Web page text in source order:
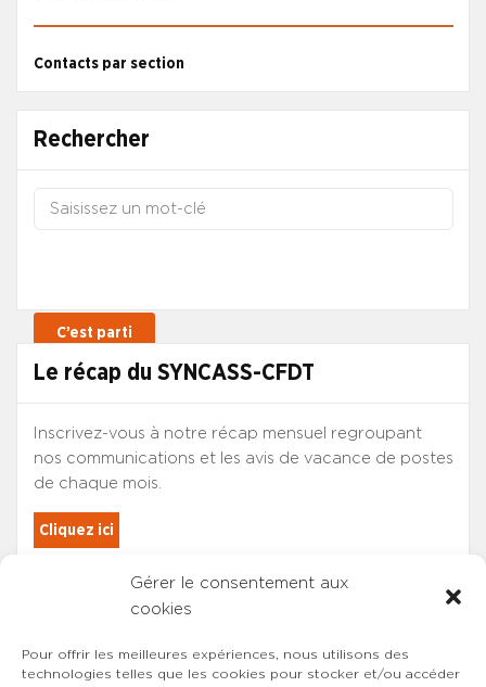
Gérer le consentement aux
cookies
Pour offrir les meilleures expériences, nous utilisons des
technologies telles que les cookies pour stocker et/ou accéder
Contacts par section
Rechercher
Le récap du SYNCASS-CFDT
Inscrivez-vous à notre récap mensuel regroupant
nos communications et les avis de vacance de postes
de chaque mois.
Cliquez ici
Les adhérents du SYNCASS-CFDT
sont automatiquement inscrits.